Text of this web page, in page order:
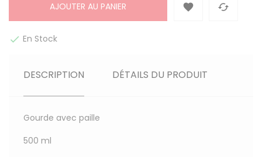
AJOUTER AU PANIER  
 En Stock
DESCRIPTION DÉTAILS DU PRODUIT
Gourde avec paille
500 ml